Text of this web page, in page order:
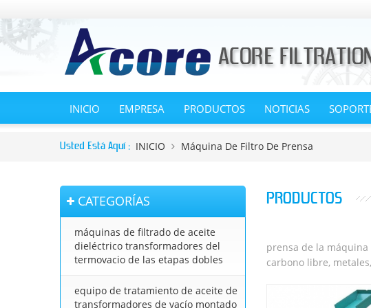
INICIO EMPRESA PRODUCTOS NOTICIAS
Usted Está Aquí : INICIO Máquina De Filtro De Prensa
CATEGORÍAS
máquinas de filtrado de aceite
dieléctrico transformadores del
termovacio de las etapas dobles
equipo de tratamiento de aceite de
transformadores de vacío montado
PRODUCTOS
prensa de la
carbono libre,